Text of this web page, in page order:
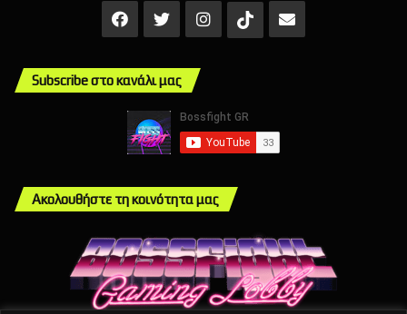
Facebook
X InstagramTikTokMail
Subscribe στο κανάλι μας
Ακολουθήστε τη κοινότητα μας